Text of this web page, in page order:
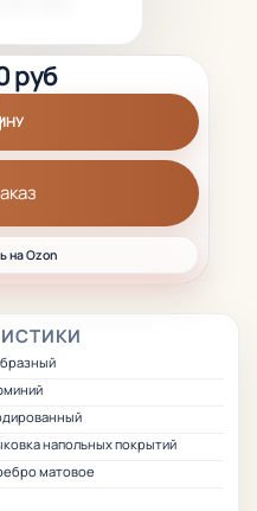
напольных покрытий
матовое
руб
на Ozon